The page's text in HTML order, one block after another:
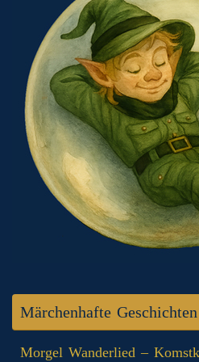
Märchenhafte Geschichten
Morgel Wanderlied –